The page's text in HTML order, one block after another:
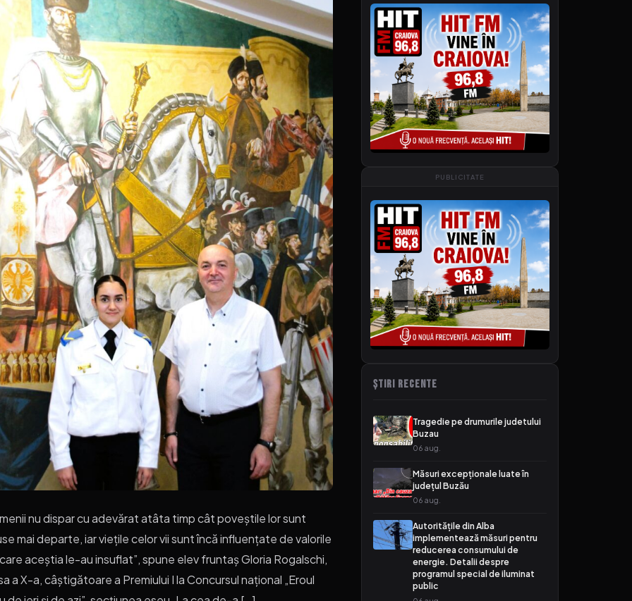
nu dispar cu adevărat atâta timp cât poveștile lor sunt
mai departe, iar viețile celor vii sunt încă influențate de valorile
aceștia le-au insuflat”, spune elev fruntaș Gloria Rogalschi,
a X-a, câștigătoare a Premiului I la Concursul național „Eroul
PUBLICITATE
ȘTIRI RECENTE
Tragedie pe drumurile judetului
Buzau
06 aug.
Măsuri excepționale luate în
județul Buzău
06 aug.
Autoritățile din Alba
implementează măsuri pentru
reducerea consumului de
energie. Detalii despre
programul special de iluminat
public